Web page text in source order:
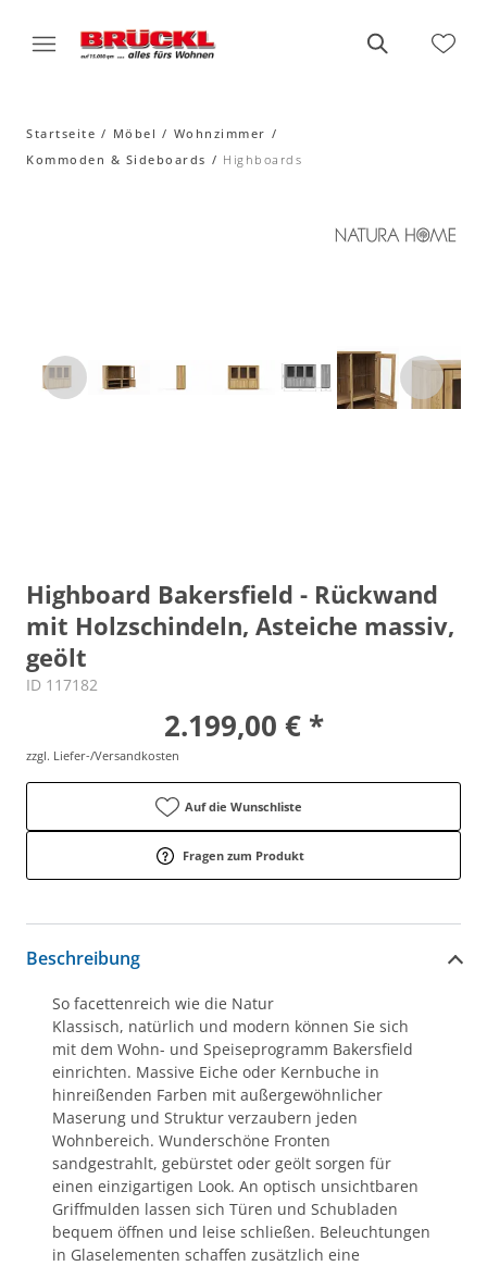
Startseite Möbel
Wohnzimmer
Kommoden & Sideboards
Highboards
Highboard Bakersfield - Rückwand
mit Holzschindeln, Asteiche massiv,
geölt
ID 117182
2.199,00 € *
zzgl. Liefer-/Versandkosten
Auf die Wunschliste
Fragen zum Produkt
Beschreibung
So facettenreich wie die Natur
Klassisch, natürlich und modern können Sie sich
mit dem Wohn- und Speiseprogramm Bakersfield
einrichten. Massive Eiche oder Kernbuche in
hinreißenden Farben mit außergewöhnlicher
Maserung und Struktur verzaubern jeden
Wohnbereich. Wunderschöne Fronten
sandgestrahlt, gebürstet oder geölt sorgen für
einen einzigartigen Look. An optisch unsichtbaren
Griffmulden lassen sich Türen und Schubladen
bequem öffnen und leise schließen. Beleuchtungen
in Glaselementen schaffen zusätzlich eine